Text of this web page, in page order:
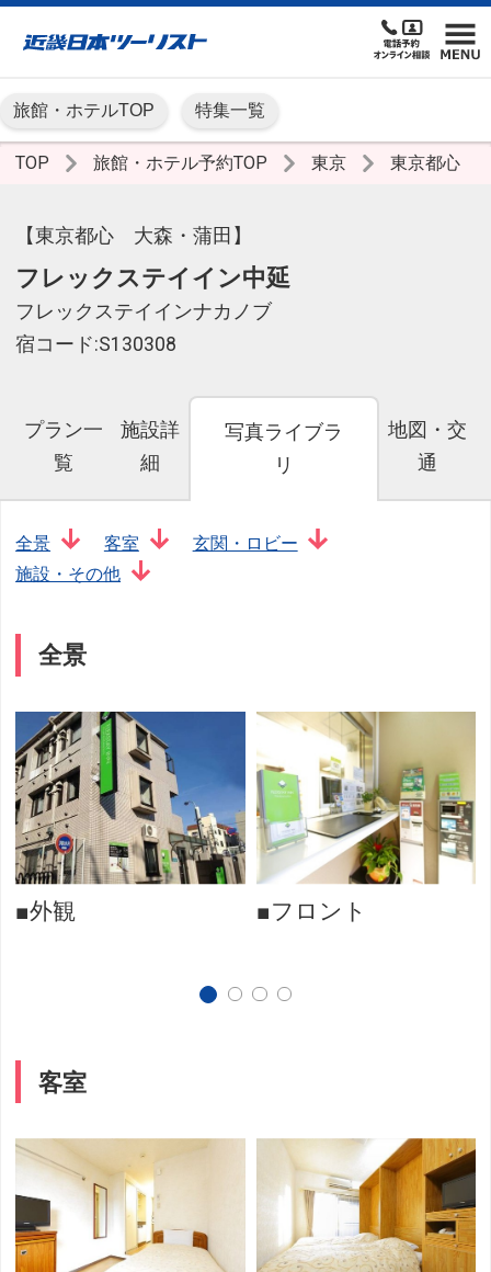
旅館・ホテルTOP 特集一覧
TOP 旅館・ホテル予約TOP 東京 東京都心
【東京都心 大森・蒲田】
フレックステイイン中延
フレックステイインナカノブ
宿コード:S130308
プラン一
覧
施設詳
細
写真ライブラ
リ
地図・交
通
全景 客室
玄関・ロビー
施設・その他
全景
■外観 ■フロント
客室